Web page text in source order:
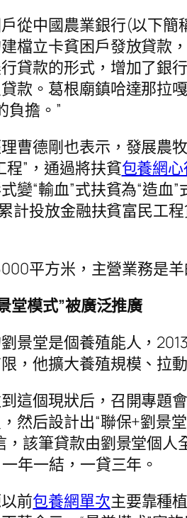
從中國農業銀行(以下
檔立卡貧困戶發放貸款
貸款的形式，增加了銀
款。葛根廟鎮哈達那拉
負擔。”
曹德剛也表示，發展農
”，通過將扶貧包養網
變“輸血”式扶貧為“造
計投放金融扶貧富民工
平方米，主營業務是
堂模式”被廣泛推廣
景堂是個養殖能人，
，他擴大養殖規模、拉
這個現狀后，召開專題
然后設計出“聯保+劉
該筆貸款由劉景堂個
年一結，一貸三年。
前包養網單次主要靠種